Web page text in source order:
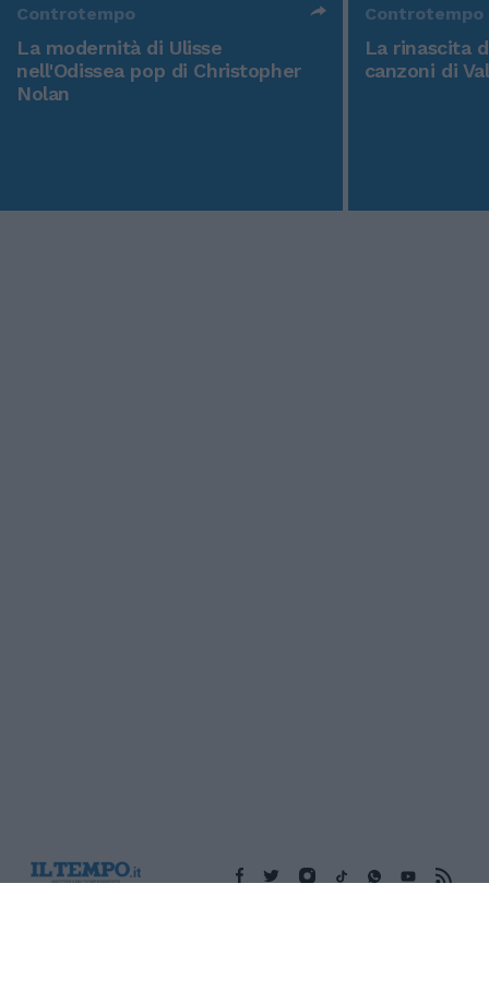
Controtempo
La modernità di Ulisse
nell'Odissea pop di Christopher
Nolan
Controtempo
La rinascita
canzoni di